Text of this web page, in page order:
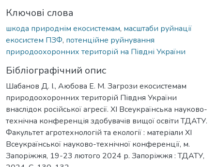
Ключові слова
шкода природнім екосистемам, масштаби руйнації
екосистем ПЗФ, потенційне руйнування
природоохоронних територій на Півдні України
Бібліографічний опис
Шабанов Д. І., Аюбова Е. М. Загрози екосистемам
природоохоронних територій Півдня України
внаслідок російської агресії. ХІ Всеукраїнська науково-
технічна конференція здобувачів вищої освіти ТДАТУ.
Факультет агротехнологій та екології : матеріали ХІ
Всеукраїнської науково-технічної конференції, м.
Запоріжжя, 19-23 лютого 2024 р. Запоріжжя : ТДАТУ,